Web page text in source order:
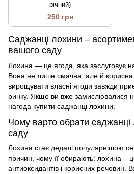
річний)
250 грн
Саджанці лохини –
вашого саду
Лохина — це ягода, яка заслуговує
Вона не лише смачна, але й
вирощувати власні ягоди завжди
ринку. Якщо ви вже замислювалися
нагода купити саджанці лохини
Чому варто обрати
саду
Лохина стає дедалі популярнішою
причин, чому її обирають: лохина – ц
антиоксидантів і корисних речовин.